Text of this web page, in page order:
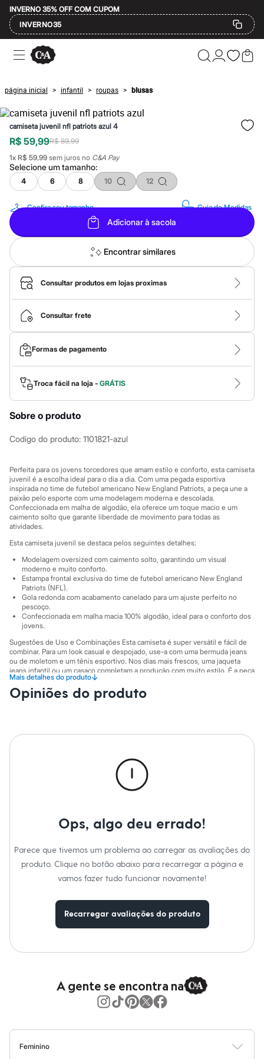
INVERNO 35% OFF COM CUPOM
INVERNO35
Ofertas
Compre por Departamento
Masculino
Infantil
Calçados
Mindse7
Plus Size
Até 20% off
Até 40% off
Até 60% off
A partir de 60% off
Feminino
Em alta
Inverno
Alfaiataria
Novidades
Roupas
Blusas e Camisetas
Básicos
Calças
Casacos e Jaquetas
Jeans
Macacões
Saias
Shorts e Bermudas
Vestidos
Acessórios
Bolsas
Bonés e Chapéus
Cintos
Óculos
Relógios
Calçados
Chinelos
Rasteirinhas
Sapatilhas
Tênis
Marcas
City
Clock House
Mindset
Sawary
Yessica
Moda esportiva
Acessórios
Blusas
Calçados
Leggings
Shorts e Bermudas
Tops
Moda íntima
Calcinhas
Cintas e Modeladores
Meias
Pijamas
Sutiãs e Tops
Moda praia
Biquínis
Personagens
Plus size
Dia dos Pais
Inverno
Novidades
Camisetas e Regatas
Jeans
Bolsas e Mochilas
Chapéus e Bonés
Relógios
Calçados
página inicial > infantil > roupas > blusas
camiseta juvenil nfl patriots azul 4
R$ 59,99R$ 89,99
1x R$ 59,99 sem juros no C&A Pay
Selecione umtamanho:
4 6 8 10 12
Confira seu tamanho Guia de Medidas
Adicionar à sacola
Encontrar similares
Consultar produtos em lojas proximas
Consultar frete
Formas de pagamento
Troca fácil na loja - GRÁTIS
Sobre o produto
Codigo do produto: 1101821-azul
Perfeita para os jovens torcedores que amam estilo e conforto, esta camiseta
juvenil é a escolha ideal para o dia a dia. Com uma pegada esportiva
inspirada no time de futebol americano New England Patriots, a peça une a
paixão pelo esporte com uma modelagem moderna e descolada.
Confeccionada em malha de algodão, ela oferece um toque macio e um
caimento solto que garante liberdade de movimento para todas as
atividades.
Esta camiseta juvenil se destaca pelos seguintes detalhes:
Modelagem oversized com caimento solto, garantindo um visual
moderno e muito conforto.
Estampa frontal exclusiva do time de futebol americano New England
Patriots (NFL).
Gola redonda com acabamento canelado para um ajuste perfeito no
pescoço.
Confeccionada em malha macia 100% algodão, ideal para o conforto dos
jovens.
Sugestões de Uso e Combinações Esta camiseta é super versátil e fácil de
combinar. Para um look casual e despojado, use-a com uma bermuda jeans
ou de moletom e um tênis esportivo. Nos dias mais frescos, uma jaqueta
jeans infantil ou um casaco completam a produção com muito estilo. É a peça
perfeita para ir à escola, encontrar os amigos ou para torcer pelo seu time
favorito.
Mais detalhes do produto↓
Proibido o alvejamento.
Não secar em tambor.
Passar a temperatura baixa.
Limpeza com tetracloroetileno e todos os solventes do símbolo
F, processo normal.
Opiniões do produto
Ops, algo deu errado!
Parece que tivemos um problema ao carregar as avaliações do
produto. Clique no botão abaixo para recarregar a página e
vamos fazer tudo funcionar novamente!
Recarregar avaliações do produto
A gente se encontra na
Feminino